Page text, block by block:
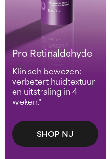
Pro Retinaldehyde
Klinisch bewezen:
verbetert huidtextuur
en uitstraling in 4
weken.*
SHOP NU